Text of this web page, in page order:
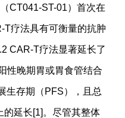
CT041-ST-01）首次在
T疗法具有可衡量的抗肿
CAR-T疗法显著延长了
性晚期胃或胃食管结合
生存期（PFS），且总
的延长[1]。尽管其整体